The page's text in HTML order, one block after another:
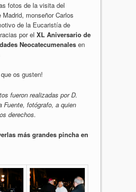
fotos de la visita del
Madrid, monseñor Carlos
de la Eucaristía de
por el XL Aniversario de
Neocatecumenalesen
os gusten!
fueron realizadas por D.
Fuente, fotógrafo, a quien
derechos.
más grandes pincha en